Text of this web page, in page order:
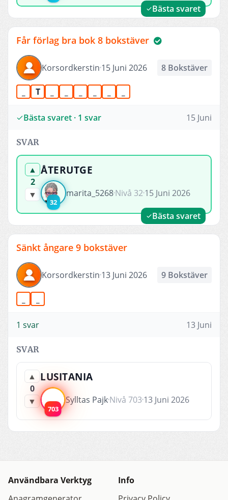
Bästa svaret
Får förlag bra bok 8 bokstäver
Korsordkerstin 15 Juni 2026 8 Bokstäver
T
Bästa svaret · 1 svar 15 Juni
SVAR
Bästa svaret
▲
2
▼
ÅTERUTGE
32
marita_5268Nivå 3215 Juni 2026
Sänkt ångare 9 bokstäver
Korsordkerstin 13 Juni 2026 9 Bokstäver
1 svar 13 Juni
SVAR
▲
0
▼
LUSITANIA
703
Sylltas PajkNivå 703 13 Juni 2026
Användbara Verktyg
Info